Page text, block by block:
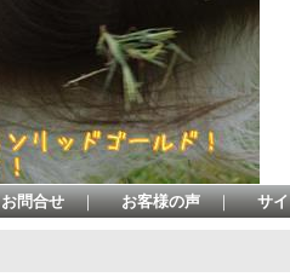
お問合せ ｜ お客様の声 ｜ サ